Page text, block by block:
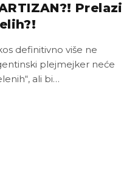
Prelazi
definitivno više ne
plejmejker neće
ali bi…